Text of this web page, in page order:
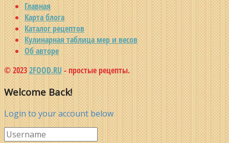
Главная
Карта блога
Каталог рецептов
Кулинарная таблица мер и весов
Об авторе
© 20232FOOD.RU - простые рецепты.
Welcome Back!
Login to your account below